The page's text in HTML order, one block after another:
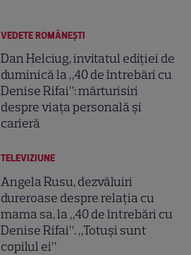
VEDETE ROMÂNEŞTI
Dan Helciug, invitatul ediției de
duminică la „40 de întrebări cu
Denise Rifai”: mărturisiri
despre viața personală și
carieră
TELEVIZIUNE
Angela Rusu, dezvăluiri
dureroase despre relația cu
mama sa, la „40 de întrebări cu
Denise Rifai”. „Totuși sunt
copilul ei”